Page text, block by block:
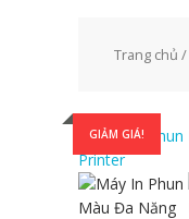
Trang chủ /
GIẢM GIÁ!